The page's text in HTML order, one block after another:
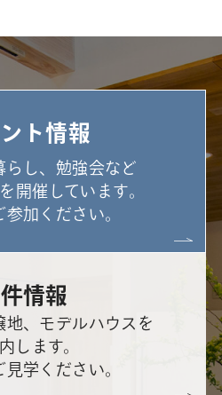
ト情報
らし、勉強会など
開催しています。
参加ください。
情報
地、モデルハウスを
します。
見学ください。